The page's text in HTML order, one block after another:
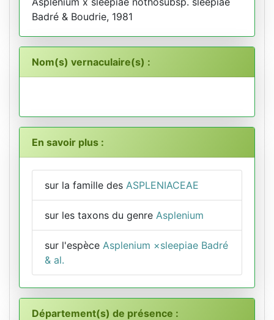
Badré & Boudrie, 1981
Nom(s) vernaculaire(s) :
En savoir plus :
sur la famille des ASPLENIACEAE
sur les taxons du genre Asplenium
sur l'espèce Asplenium ×sleepiae Badré
& al.
Département(s) de présence :